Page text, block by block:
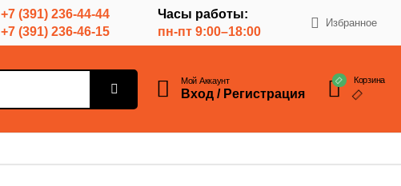
+7 (391) 236-44-44
+7 (391) 236-46-15
Часы работы:
пн-пт 9:00–18:00
Избранное
Мой Аккаунт
Вход / Регистрация
Корзина